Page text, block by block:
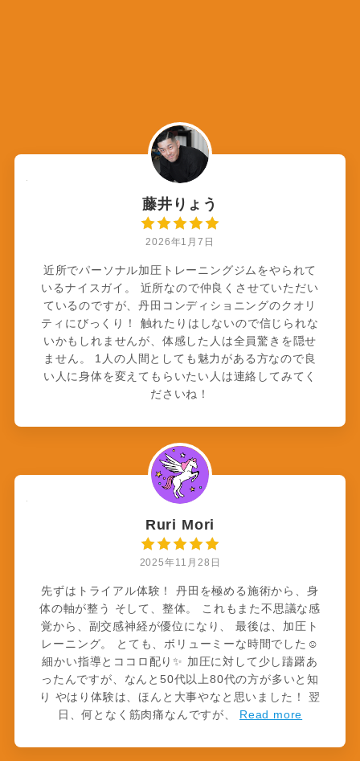
藤井りょう
2026年1月7日
近所でパーソナル加圧トレーニングジムをやられて
いるナイスガイ。 近所なので仲良くさせていただい
ているのですが、丹田コンディショニングのクオリ
ティにびっくり！ 触れたりはしないので信じられな
いかもしれませんが、体感した人は全員驚きを隠せ
ません。 1人の人間としても魅力がある方なので良
い人に身体を変えてもらいたい人は連絡してみてく
ださいね！
Ruri Mori
2025年11月28日
先ずはトライアル体験！ 丹田を極める施術から、身
体の軸が整う そして、整体。 これもまた不思議な感
覚から、副交感神経が優位になり、 最後は、加圧ト
レーニング。 とても、ボリューミーな時間でした☺️
細かい指導とココロ配り✨ 加圧に対して少し躊躇あ
ったんですが、なんと50代以上80代の方が多いと知
り やはり体験は、ほんと大事やなと思いました！ 翌
日、何となく筋肉痛なんですが、
Read more